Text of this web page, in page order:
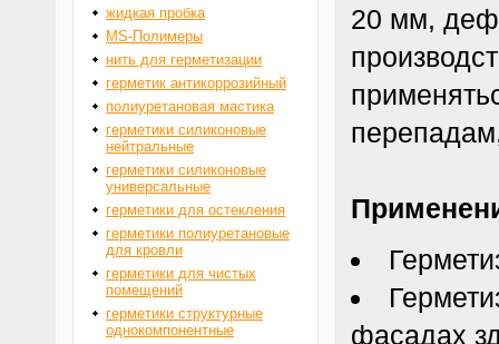
20 мм,
фасадах
жидкая пробка
MS-Полимеры
нить для герметизации
герметик антикоррозийный
полиуретановая мастика
герметики силиконовые
нейтральные
герметики силиконовые
универсальные
герметики для остекления
герметики полиуретановые
для кровли
герметики для чистых
помещений
герметики структурные
однокомпонентные